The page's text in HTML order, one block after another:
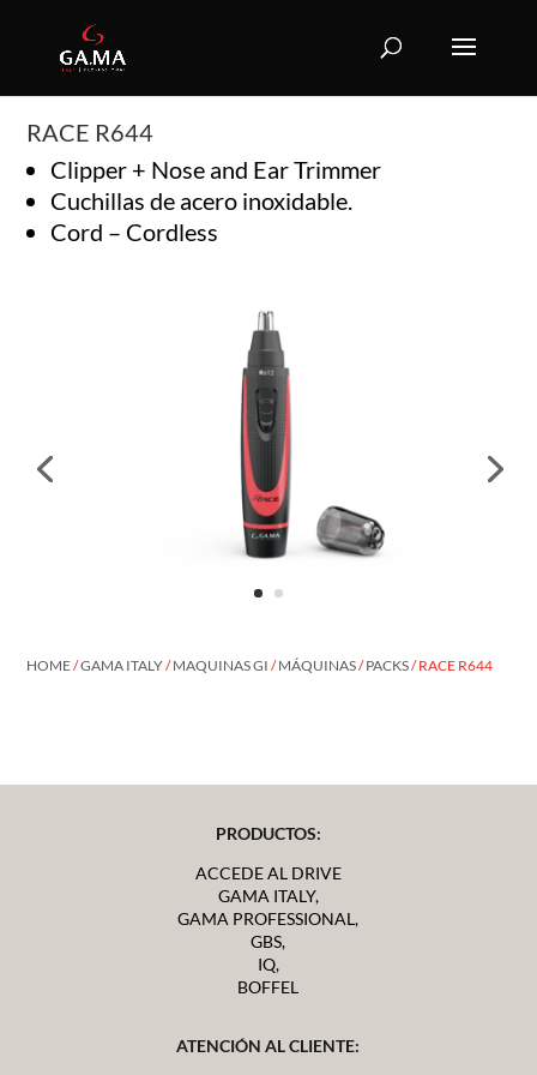
RACE R644
Clipper + Nose and Ear Trimmer
Cuchillas de acero inoxidable.
Cord – Cordless
HOME/GAMA ITALY/MAQUINAS GI /MÁQUINAS/PACKS/ RACE R644
PRODUCTOS:
ACCEDE AL DRIVE
GAMA ITALY,
GAMA PROFESSIONAL,
GBS,
IQ,
BOFFEL
ATENCIÓN AL CLIENTE: